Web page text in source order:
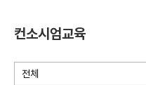
컨소시엄교육